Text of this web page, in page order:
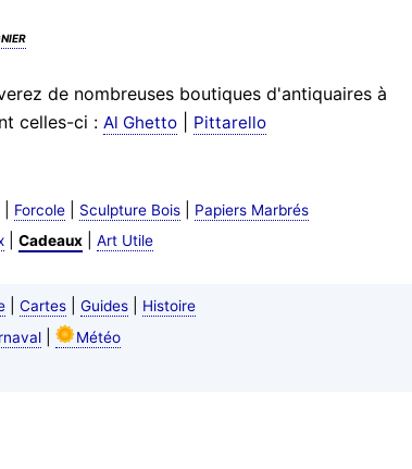
de nombreuses boutiques d'antiquaires à
celles-ci :Al Ghetto Pittarello
| Forcole| Sculpture Bois|
Papiers Marbrés
| Cadeaux| Art Utile
| Cartes| Guides|
Histoire
|
Météo